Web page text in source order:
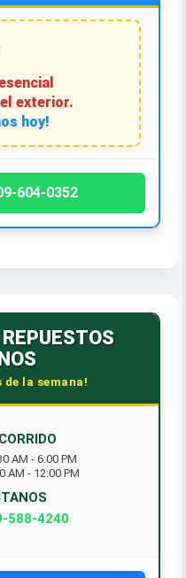
exterior.
hoy!
604-0352
de la semana!
AM - 6:00 PM
AM - 12:00 PM
588-4240